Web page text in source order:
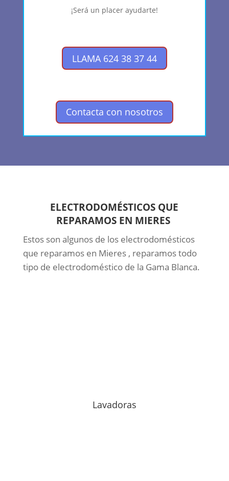
¡Será un placer ayudarte!
LLAMA 624 38 37 44
Contacta con nosotros
ELECTRODOMÉSTICOS QUE
REPARAMOS EN MIERES
Estos son algunos de los electrodomésticos
que reparamos en Mieres , reparamos todo
tipo de electrodoméstico de la Gama Blanca.
Lavadoras